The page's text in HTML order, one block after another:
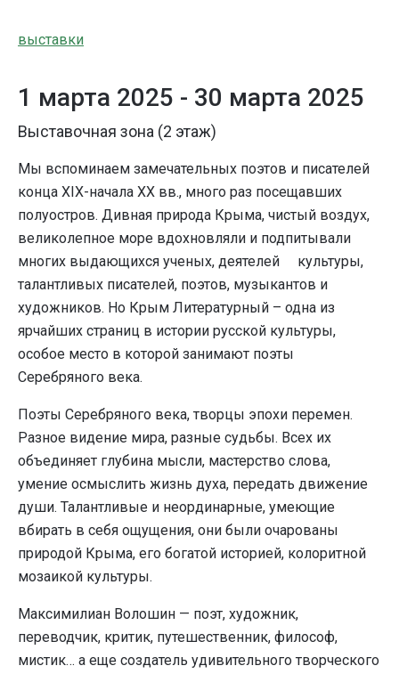
выставки
1 марта 2025 - 30 марта 2025
Выставочная зона (2 этаж)
Мы вспоминаем замечательных поэтов и писателей
конца XIX-начала ХХ вв., много раз посещавших
полуостров. Дивная природа Крыма, чистый воздух,
великолепное море вдохновляли и подпитывали
многих выдающихся ученых, деятелей культуры,
талантливых писателей, поэтов, музыкантов и
художников. Но Крым Литературный – одна из
ярчайших страниц в истории русской культуры,
особое место в которой занимают поэты
Серебряного века.
Поэты Серебряного века, творцы эпохи перемен.
Разное видение мира, разные судьбы. Всех их
объединяет глубина мысли, мастерство слова,
умение осмыслить жизнь духа, передать движение
души. Талантливые и неординарные, умеющие
вбирать в себя ощущения, они были очарованы
природой Крыма, его богатой историей, колоритной
мозаикой культуры.
Максимилиан Волошин — поэт, художник,
переводчик, критик, путешественник, философ,
мистик… а еще создатель удивительного творческого